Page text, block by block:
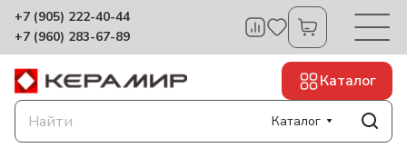
+7 (905) 222-40-44
+7 (960) 283-67-89
Каталог
Каталог